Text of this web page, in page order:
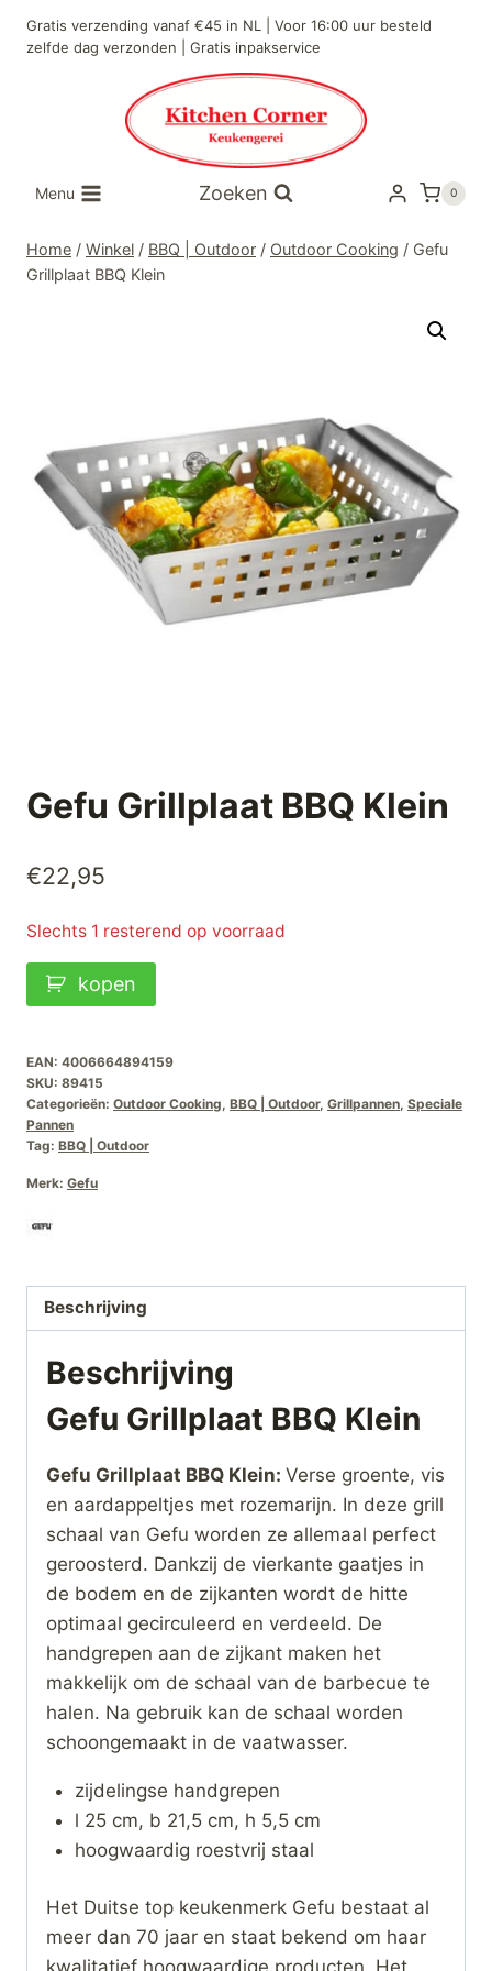
naar
Gratis verzending vanaf €45 in NL | Voor 16:00 uur besteld
zelfde dag verzonden | Gratis inpakservice
Menu Zoeken 0
Home / Winkel / BBQ | Outdoor / Outdoor Cooking / Gefu
Grillplaat BBQ Klein
Gefu Grillplaat BBQ Klein
€22,95
Slechts 1 resterend op voorraad
Gefu
Grillplaat
Klein
aantal
kopen
EAN: 4006664894159
SKU: 89415
Categorieën: Outdoor Cooking, BBQ | Outdoor, Grillpannen, Speciale
Pannen
Tag: BBQ | Outdoor
Merk: Gefu
Beschrijving
Beschrijving
Gefu Grillplaat BBQ Klein
Gefu Grillplaat BBQ Klein: Verse groente, vis
en aardappeltjes met rozemarijn. In deze grill
schaal van Gefu worden ze allemaal perfect
geroosterd. Dankzij de vierkante gaatjes in
de bodem en de zijkanten wordt de hitte
optimaal gecirculeerd en verdeeld. De
handgrepen aan de zijkant maken het
makkelijk om de schaal van de barbecue te
halen. Na gebruik kan de schaal worden
schoongemaakt in de vaatwasser.
zijdelingse handgrepen
l 25 cm, b 21,5 cm, h 5,5 cm
hoogwaardig roestvrij staal
Het Duitse top keukenmerk Gefu bestaat al
meer dan 70 jaar en staat bekend om haar